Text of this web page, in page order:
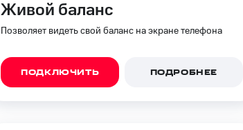
Живой баланс
Позволяет видеть свой баланс на экране телефона
ПОДКЛЮЧИТЬ ПОДРОБНЕЕ